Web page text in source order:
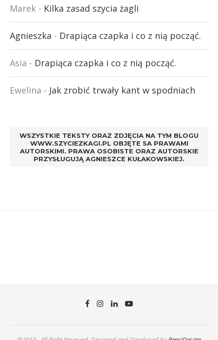
Marek - Kilka zasad szycia żagli
Agnieszka - Drapiąca czapka i co z nią począć.
Asia - Drapiąca czapka i co z nią począć.
Ewelina - Jak zrobić trwały kant w spodniach
WSZYSTKIE TEKSTY ORAZ ZDJĘCIA NA TYM BLOGU
WWW.SZYCIEZKAGI.PL OBJĘTE SA PRAWAMI
AUTORSKIMI. PRAWA OSOBISTE ORAZ AUTORSKIE
PRZYSŁUGUJĄ AGNIESZCE KUŁAKOWSKIEJ.